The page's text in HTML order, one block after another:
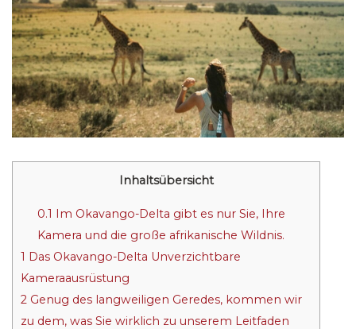
Inhaltsübersicht
0.1 Im Okavango-Delta gibt es nur Sie, Ihre
Kamera und die große afrikanische Wildnis.
1 Das Okavango-Delta Unverzichtbare
Kameraausrüstung
2 Genug des langweiligen Geredes, kommen wir
zu dem, was Sie wirklich zu unserem Leitfaden